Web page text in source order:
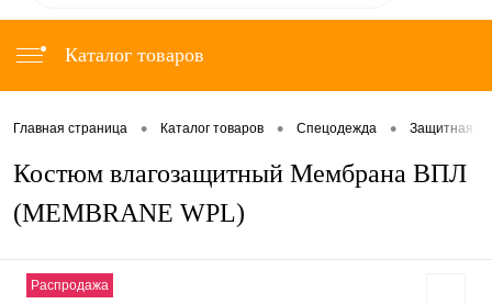
Каталог товаров
Главная страница • Каталог товаров • Спецодежда • Защитная
Костюм влагозащитный Мембрана ВПЛ
(MEMBRANE WPL)
Распродажа